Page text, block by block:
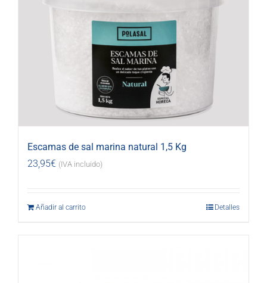
Escamas de sal marina natural 1,5 Kg
23,95€ (IVA incluido)
Añadir al carrito Detalles